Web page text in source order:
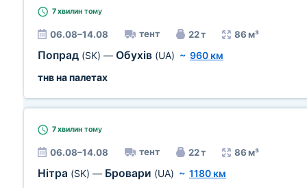
7 хвилин тому
06.08–14.08 тент 22 т 86 м³
Попрад (SK) — Обухів (UA) ~ 960 км
тнв на палетах
7 хвилин тому
06.08–14.08 тент 22 т 86 м³
Нітра (SK) — Бровари (UA) ~ 1180 км